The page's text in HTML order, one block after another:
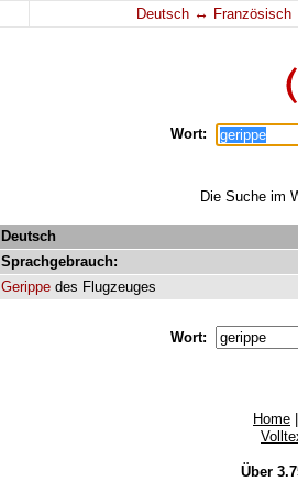
Deutsch ↔ Französisch
Wort:
Die Suche im
Deutsch
Sprachgebrauch:
Gerippe des Flugzeuges
Wort:
Home
Über